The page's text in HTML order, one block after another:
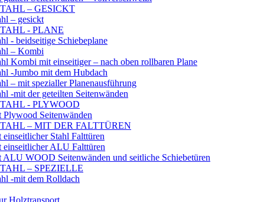
– GESICKT
– gesickt
- PLANE
- beidseitige Schiebeplane
– Kombi
Kombi mit einseitiger – nach oben rollbaren Plane
-Jumbo mit dem Hubdach
– mit spezialler Planenausführung
-mit der geteilten Seitenwänden
- PLYWOOD
Plywood Seitenwänden
– MIT DER FALTTÜREN
Stahl Falttüren
einseitlicher ALU Falttüren
ALU WOOD Seitenwänden und seitliche Schiebetüren
– SPEZIELLE
-mit dem Rolldach
Holztransport